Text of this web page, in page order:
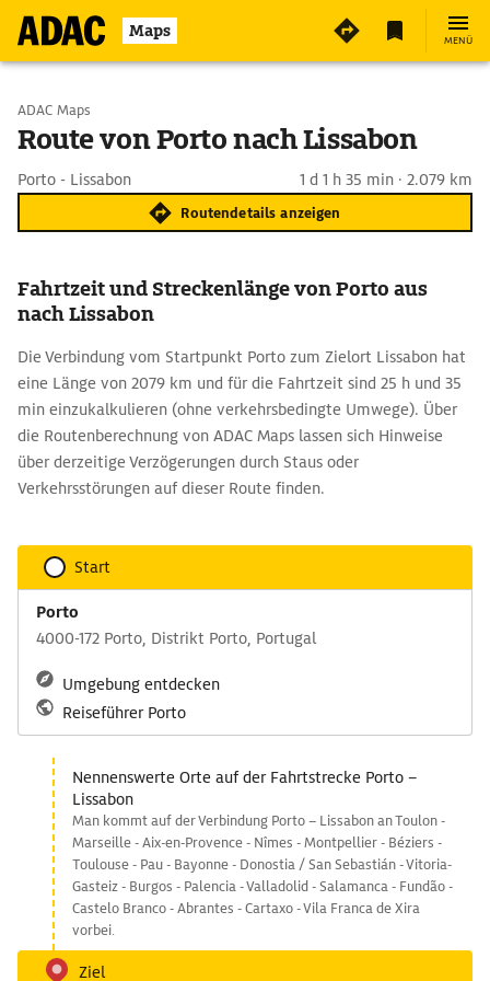
Maps MENÜ
Start wählen
ADAC Maps
Route von Porto nach Lissabon
Porto - Lissabon 1 d 1 h 35 min · 2.079 km
Routendetails anzeigen
Fahrtzeit und Streckenlänge von Porto aus
nach Lissabon
Die Verbindung vom Startpunkt Porto zum Zielort Lissabon hat
eine Länge von 2079 km und für die Fahrtzeit sind 25 h und 35
min einzukalkulieren (ohne verkehrsbedingte Umwege). Über
die Routenberechnung von ADAC Maps lassen sich Hinweise
über derzeitige Verzögerungen durch Staus oder
Verkehrsstörungen auf dieser Route finden.
Start
Porto
4000-172 Porto, Distrikt Porto, Portugal
Umgebung entdecken
Reiseführer Porto
Nennenswerte Orte auf der Fahrtstrecke Porto –
Lissabon
Man kommt auf der Verbindung Porto – Lissabon an Toulon -
Marseille - Aix-en-Provence - Nîmes - Montpellier - Béziers -
Toulouse - Pau - Bayonne - Donostia / San Sebastián - Vitoria-
Gasteiz - Burgos - Palencia - Valladolid - Salamanca - Fundão -
Castelo Branco - Abrantes - Cartaxo - Vila Franca de Xira
vorbei.
Ziel